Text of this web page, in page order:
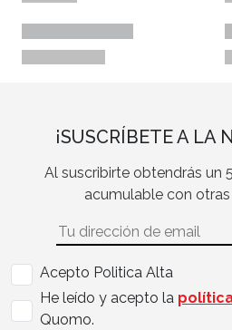
¡SUSCRÍBETE A LA
Al suscribirte obtendrás un
acumulable con
Acepto Politica Alta
He leído y acepto la
Quomo.